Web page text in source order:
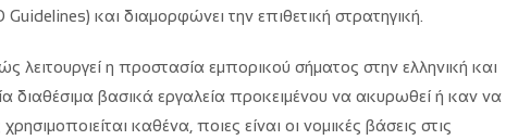
και διαμορφώνει την επιθετική στρατηγική.
η προστασία εμπορικού σήματος στην ελληνική και
διαθέσιμα βασικά εργαλεία προκειμένου να ακυρωθεί ή καν να
καθένα, ποιες είναι οι νομικές βάσεις στις